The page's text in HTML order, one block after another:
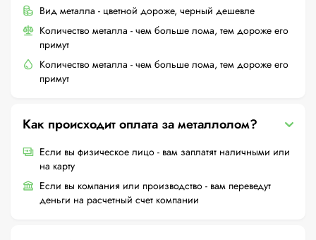
Вид металла - цветной дороже, черный дешевле
Количество металла - чем больше лома, тем дороже его
примут
Количество металла - чем больше лома, тем дороже его
примут
Как происходит оплата за металлолом?
Если вы физическое лицо - вам заплатят наличными или
на карту
Если вы компания или производство - вам переведут
деньги на расчетный счет компании